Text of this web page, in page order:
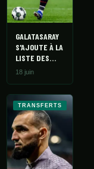
GALATASARAY
S'AJOUTE À LA
LISTE DES
PRÉTENDANTS
18 juin
TRANSFERTS